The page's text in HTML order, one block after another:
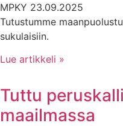
MPKY 23.09.2025
Tutustumme
sukulaisiin.
Lue artikkeli »
Tuttu
maailmassa